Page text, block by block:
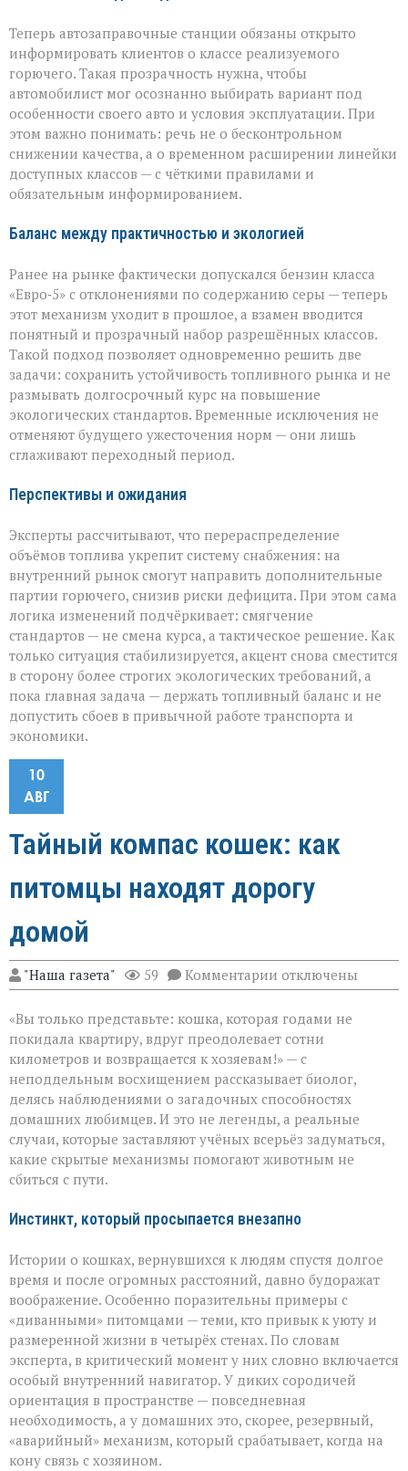
Теперь автозаправочные станции обязаны открыто
информировать клиентов о классе реализуемого
горючего. Такая прозрачность нужна, чтобы
автомобилист мог осознанно выбирать вариант под
особенности своего авто и условия эксплуатации. При
этом важно понимать: речь не о бесконтрольном
снижении качества, а о временном расширении линейки
доступных классов — с чёткими правилами и
обязательным информированием.
Баланс между практичностью и экологией
Ранее на рынке фактически допускался бензин класса
«Евро‑5» с отклонениями по содержанию серы — теперь
этот механизм уходит в прошлое, а взамен вводится
понятный и прозрачный набор разрешённых классов.
Такой подход позволяет одновременно решить две
задачи: сохранить устойчивость топливного рынка и не
размывать долгосрочный курс на повышение
экологических стандартов. Временные исключения не
отменяют будущего ужесточения норм — они лишь
сглаживают переходный период.
Перспективы и ожидания
Эксперты рассчитывают, что перераспределение
объёмов топлива укрепит систему снабжения: на
внутренний рынок смогут направить дополнительные
партии горючего, снизив риски дефицита. При этом сама
логика изменений подчёркивает: смягчение
стандартов — не смена курса, а тактическое решение. Как
только ситуация стабилизируется, акцент снова сместится
в сторону более строгих экологических требований, а
пока главная задача — держать топливный баланс и не
допустить сбоев в привычной работе транспорта и
экономики.
10
АВГ
Тайный компас кошек: как
питомцы находят дорогу
домой
"Наша газета" 59 Комментарии к
записи
компас
кошек:
питомцы
находят
дорогу
домой
отключены
«Вы только представьте: кошка, которая годами не
покидала квартиру, вдруг преодолевает сотни
километров и возвращается к хозяевам!» — с
неподдельным восхищением рассказывает биолог,
делясь наблюдениями о загадочных способностях
домашних любимцев. И это не легенды, а реальные
случаи, которые заставляют учёных всерьёз задуматься,
какие скрытые механизмы помогают животным не
сбиться с пути.
Инстинкт, который просыпается внезапно
Истории о кошках, вернувшихся к людям спустя долгое
время и после огромных расстояний, давно будоражат
воображение. Особенно поразительны примеры с
«диванными» питомцами — теми, кто привык к уюту и
размеренной жизни в четырёх стенах. По словам
эксперта, в критический момент у них словно включается
особый внутренний навигатор. У диких сородичей
ориентация в пространстве — повседневная
необходимость, а у домашних это, скорее, резервный,
«аварийный» механизм, который срабатывает, когда на
кону связь с хозяином.